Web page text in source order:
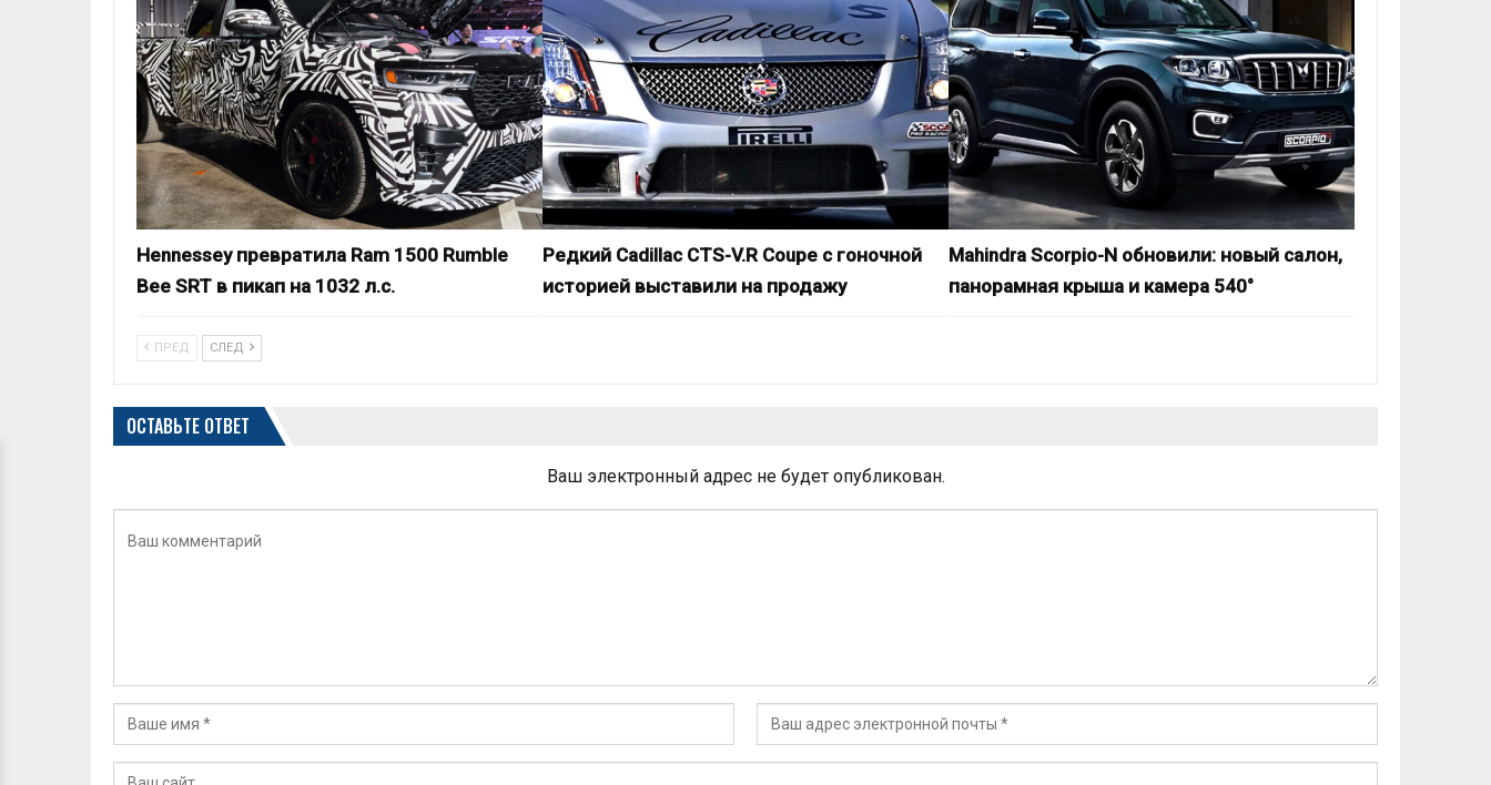
Hennessey превратила Ram 1500 Rumble
Bee SRT в пикап на 1032 л.с.
Редкий Cadillac CTS-V.R Coupe с гоночной
историей выставили на продажу
Mahindra Scorpio-N обновили: новый салон,
панорамная крыша и камера 540°
ПРЕД СЛЕД
ОСТАВЬТЕ ОТВЕТ
Ваш электронный адрес не будет опубликован.